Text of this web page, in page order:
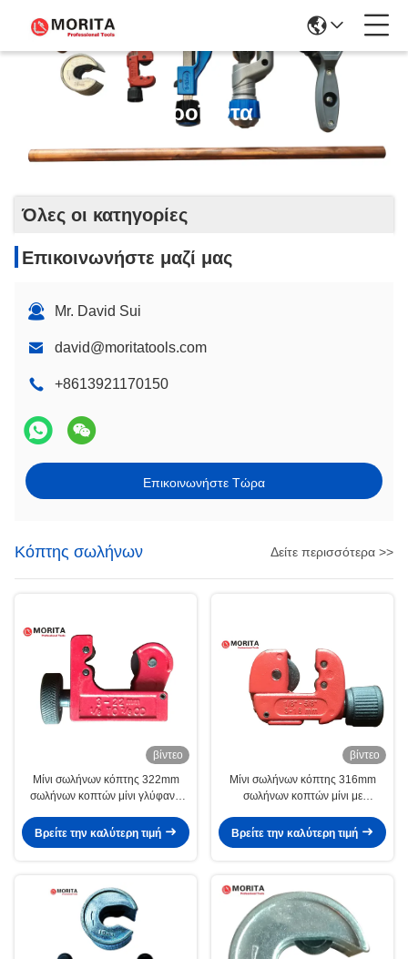
Προϊόντα
Όλες οι κατηγορίες
Επικοινωνήστε μαζί μας
Mr. David Sui
david@moritatools.com
+8613921170150
Επικοινωνήστε Τώρα
Κόπτης σωλήνων Δείτε περισσότερα >>
βίντεο
Μίνι σωλήνων κόπτης 322mm
σωλήνων κοπτών μίνι γλύφανο
κατάλληλο για στα μικρά
εργασιακά περιβάλλοντα
Βρείτε την καλύτερη τιμή
βίντεο
Μίνι σωλήνων κόπτης 316mm
σωλήνων κοπτών μίνι με
γλυφάνων σωλήνων μικρά
εργασιακά περιβάλλοντα
Βρείτε την καλύτερη τιμή